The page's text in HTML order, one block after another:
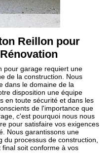
Reillon pour
pour garage requiert une
de la construction. Nous
dans le domaine de la
disposition une équipe
en toute sécurité et dans les
de l'importance que
c'est pourquoi nous nous
pour satisfaire vos exigences
Nous garantissons une
processus de construction,
soit conforme à vos